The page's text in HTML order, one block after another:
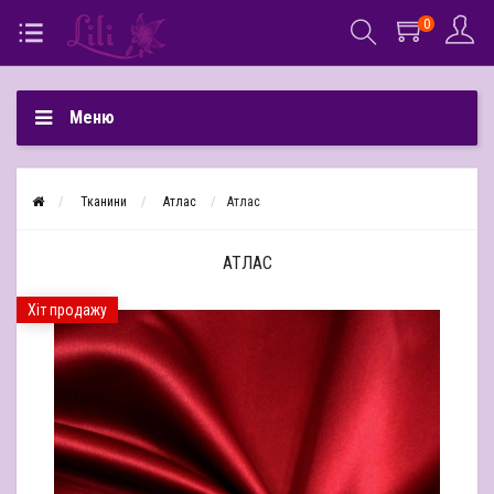
0
Меню
Тканини Атлас Атлас
АТЛАС
Хіт продажу